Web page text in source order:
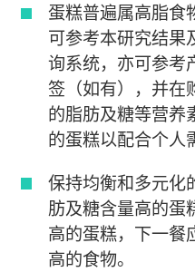
蛋糕普遍属高脂食
可参考本研究结果
询系统，亦可参考
签（如有），并在
的脂肪及糖等营养
的蛋糕以配合个人
保持均衡和多元化
肪及糖含量高的蛋
高的蛋糕，下一餐
高的食物。